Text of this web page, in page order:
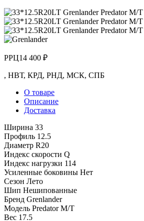
РРЦ14 400 ₽
, НВТ, КРД, РНД, МСК, СПБ
О товаре
Описание
Доставка
Ширина 33
Профиль 12.5
Диаметр R20
Индекс скорости Q
Индекс нагрузки 114
Усиленные боковины Нет
Сезон Лето
Шип Нешипованные
Бренд Grenlander
Модель Predator M/T
Вес 17.5